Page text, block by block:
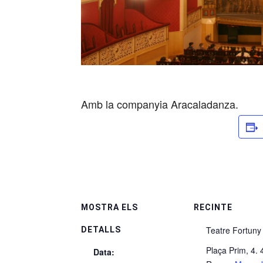
Amb la companyia Aracaladanza.
MOSTRA ELS
DETALLS
Data:
RECINTE
Teatre Fortuny
Plaça Prim, 4.